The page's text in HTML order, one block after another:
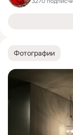
Фотографии